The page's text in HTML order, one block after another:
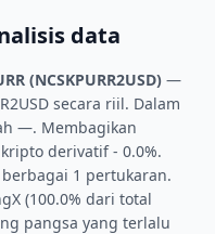
data
(NCSKPURR2USD) —
secara riil. Dalam
—. Membagikan
kripto derivatif - 0.0%.
1 pertukaran.
(100.0% dari total
pangsa yang terlalu